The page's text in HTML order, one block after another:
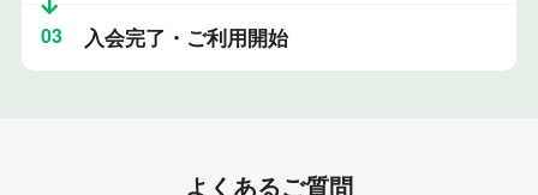
03 入会完了・ご利用開始
よくあるご質問